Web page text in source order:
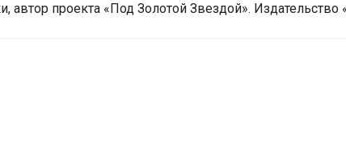
автор проекта «Под Золотой Звездой».